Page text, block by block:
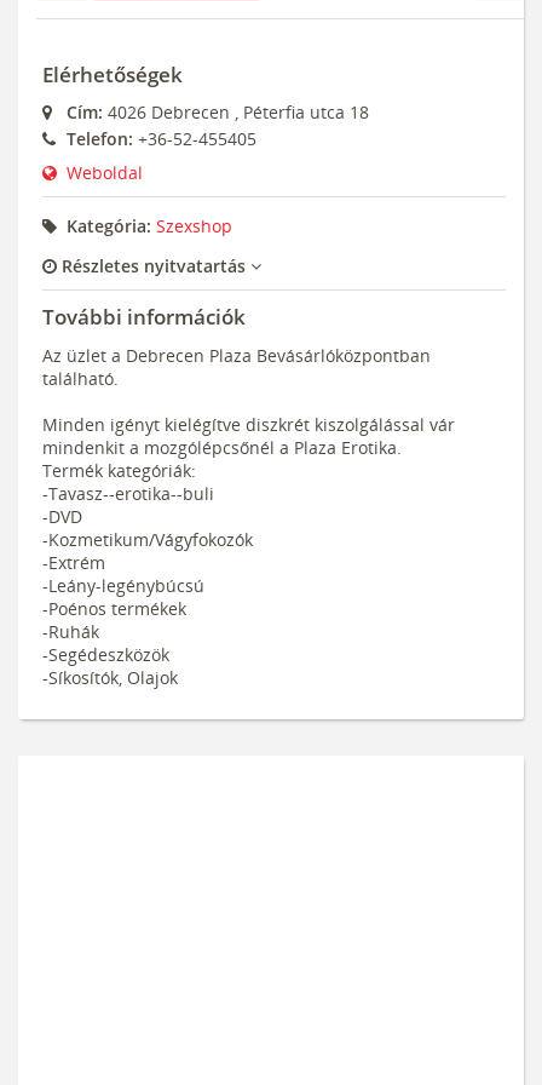
Elérhetőségek
Cím: 4026 Debrecen , Péterfia utca 18
Telefon: +36-52-455405
Weboldal
Kategória: Szexshop
Részletes nyitvatartás
További információk
Az üzlet a Debrecen Plaza Bevásárlóközpontban
található.
Minden igényt kielégítve diszkrét kiszolgálással vár
mindenkit a mozgólépcsőnél a Plaza Erotika.
Termék kategóriák:
-Tavasz--erotika--buli
-DVD
-Kozmetikum/Vágyfokozók
-Extrém
-Leány-legénybúcsú
-Poénos termékek
-Ruhák
-Segédeszközök
-Síkosítók, Olajok